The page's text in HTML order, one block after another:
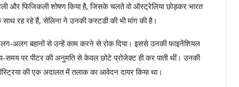
और फिजिकली शोषण किया है, जिसके चलते वो ऑस्ट्रेलिया छोड़कर भारत
रह रहे हैं, सेलिना ने उनकी कस्टडी की भी मांग की है।
अलग बहानों से उन्हें काम करने से रोक दिया। इससे उनकी फाइनेंशियल
समय पर पीटर की अनुमति से केवल छोटे प्रोजेक्ट ही कर पाती थीं। उनकी
की एक अदालत में तलाक का आवेदन दायर किया था।